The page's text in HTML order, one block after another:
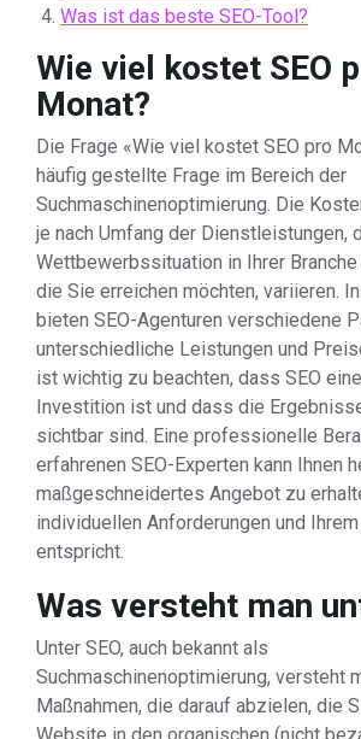
Was ist das beste SEO-Tool?
Wie viel kostet SEO
Monat?
Die Frage «Wie viel kostet SEO pro
häufig gestellte Frage im Bereich der
Suchmaschinenoptimierung. Die
je nach Umfang der Dienstleistungen,
Wettbewerbssituation in Ihrer Branche
die Sie erreichen möchten, variieren.
bieten SEO-Agenturen verschiedene
unterschiedliche Leistungen und
ist wichtig zu beachten, dass SEO
Investition ist und dass die
sichtbar sind. Eine professionelle
erfahrenen SEO-Experten kann Ihnen
maßgeschneidertes Angebot zu
individuellen Anforderungen und
entspricht.
Was versteht man
Unter SEO, auch bekannt als
Suchmaschinenoptimierung, versteht
Maßnahmen, die darauf abzielen, die